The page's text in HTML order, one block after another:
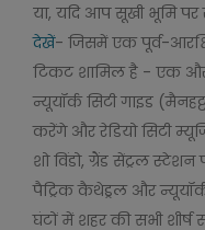
या, यदि आप सूखी भूमि पर
देखें- जिसमें एक पूर्व-
टिकट शामिल है - एक
न्यूयॉर्क सिटी गाइड
करेंगे और रेडियो सिटी
शो विंडो, ग्रैंड सेंट्रल
पैट्रिक कैथेड्रल और
घंटों में शहर की सभी शीर्ष